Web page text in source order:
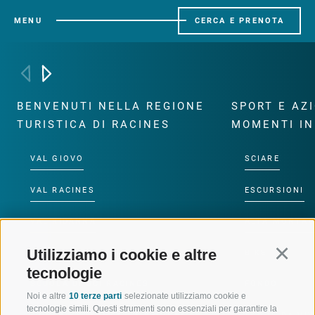
Utilizziamo i cookie e altre
tecnologie
Noi e altre 10 terze parti selezionate utilizziamo cookie e
tecnologie simili. Questi strumenti sono essenziali per garantire la
MENU CERCA E PRENOTA
BENVENUTI NELLA REGIONE
TURISTICA DI RACINES
VAL GIOVO
VAL RACINES
VAL RIDANNA
IMPIANTI DI RISALITA
SCUOLA DI SCI RACINES
SPORT E
MOMENTI
SCIARE
ESCURSIONI
ALTA